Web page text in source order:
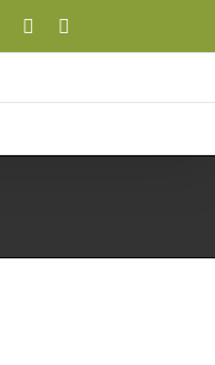
FacebookYouTube